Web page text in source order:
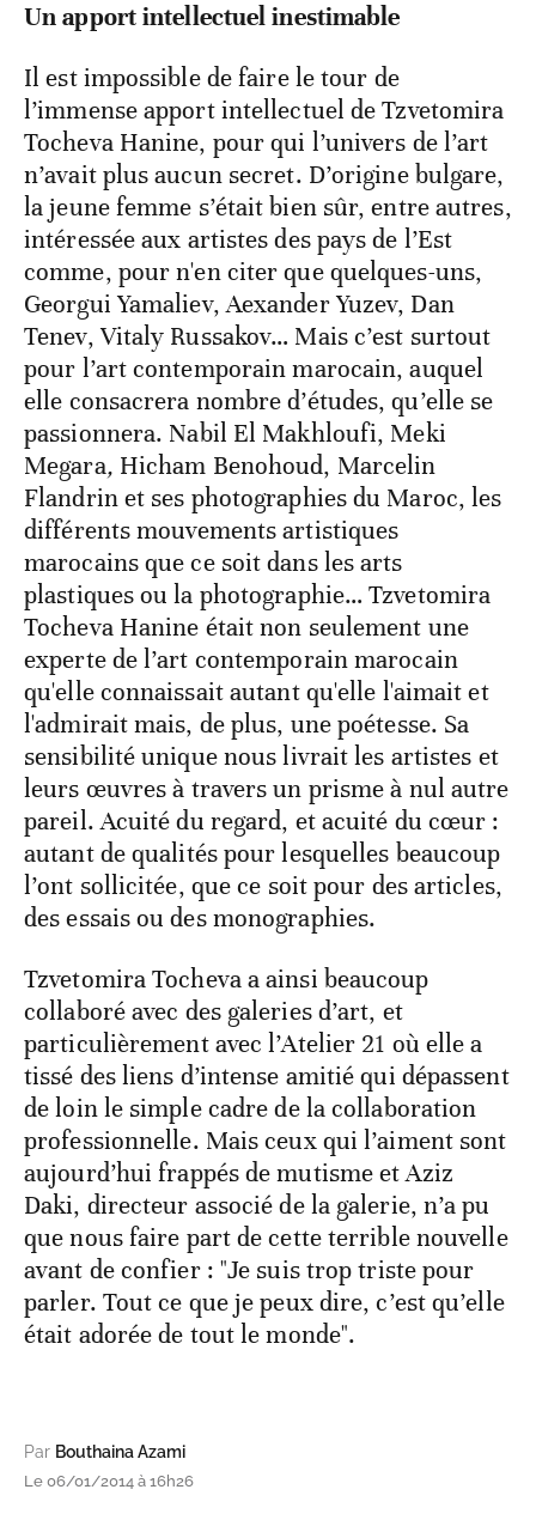
Un apport intellectuel inestimable
Il est impossible de faire le tour de
l’immense apport intellectuel de Tzvetomira
Tocheva Hanine, pour qui l’univers de l’art
n’avait plus aucun secret. D’origine bulgare,
la jeune femme s’était bien sûr, entre autres,
intéressée aux artistes des pays de l’Est
comme, pour n'en citer que quelques-uns,
Georgui Yamaliev, Aexander Yuzev, Dan
Tenev, Vitaly Russakov… Mais c’est surtout
pour l’art contemporain marocain, auquel
elle consacrera nombre d’études, qu’elle se
passionnera. Nabil El Makhloufi, Meki
Megara, Hicham Benohoud, Marcelin
Flandrin et ses photographies du Maroc, les
différents mouvements artistiques
marocains que ce soit dans les arts
plastiques ou la photographie… Tzvetomira
Tocheva Hanine était non seulement une
experte de l’art contemporain marocain
qu'elle connaissait autant qu'elle l'aimait et
l'admirait mais, de plus, une poétesse. Sa
sensibilité unique nous livrait les artistes et
leurs œuvres à travers un prisme à nul autre
pareil. Acuité du regard, et acuité du cœur :
autant de qualités pour lesquelles beaucoup
l’ont sollicitée, que ce soit pour des articles,
des essais ou des monographies.
Tzvetomira Tocheva a ainsi beaucoup
collaboré avec des galeries d’art, et
particulièrement avec l’Atelier 21 où elle a
tissé des liens d’intense amitié qui dépassent
de loin le simple cadre de la collaboration
professionnelle. Mais ceux qui l’aiment sont
aujourd’hui frappés de mutisme et Aziz
Daki, directeur associé de la galerie, n’a pu
que nous faire part de cette terrible nouvelle
avant de confier : "Je suis trop triste pour
parler. Tout ce que je peux dire, c’est qu’elle
était adorée de tout le monde".
Par Bouthaina Azami
Le 06/01/2014 à 16h26